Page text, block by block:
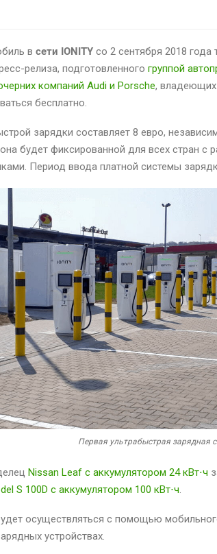
в сети IONITY со 2 сентября 2018
релиза, подготовленного группой
компаний Audi и Porsche, владеющих
бесплатно.
зарядки составляет 8 евро,
будет фиксированной для всех стран с
Период ввода платной системы
Первая ультрабыстрая зарядная
Nissan Leaf с аккумулятором 24 кВт⋅ч
S 100D с аккумулятором 100 кВт⋅ч.
осуществляться с помощью
устройствах.